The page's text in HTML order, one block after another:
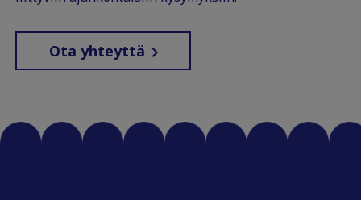
Ota yhteyttä